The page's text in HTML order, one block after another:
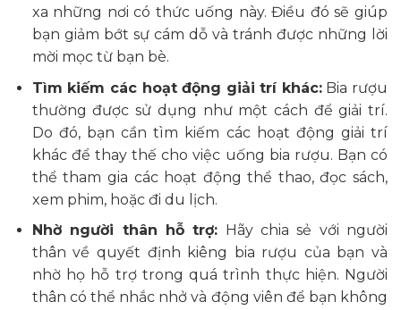
xa những nơi có thức uống này. Điều đó sẽ giúp
bạn giảm bớt sự cám dỗ và tránh được những lời
mời mọc từ bạn bè.
Tìm kiếm các hoạt động giải trí khác:Bia rượu
thường được sử dụng như một cách để giải trí.
Do đó, bạn cần tìm kiếm các hoạt động giải trí
khác để thay thế cho việc uống bia rượu. Bạn có
thể tham gia các hoạt động thể thao, đọc sách,
xem phim, hoặc đi du lịch.
Nhờ người thân hỗ trợ: Hãy chia sẻ với người
thân về quyết định kiêng bia rượu của bạn và
nhờ họ hỗ trợ trong quá trình thực hiện. Người
thân có thể nhắc nhở và động viên để bạn không